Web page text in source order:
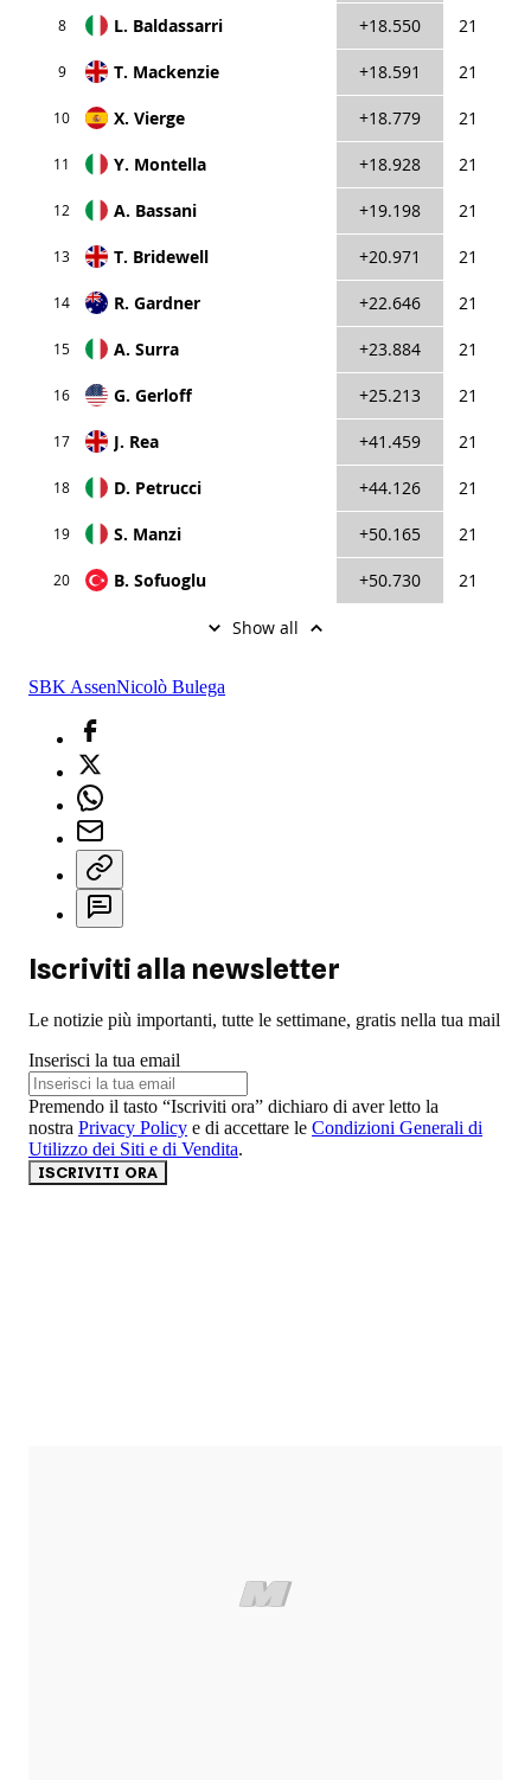
SBK AssenNicolò Bulega
Iscriviti alla newsletter
Le notizie più importanti, tutte le settimane, gratis nella tua mail
Inserisci la tua email
Premendo il tasto “Iscriviti ora” dichiaro di aver letto la
nostra Privacy Policy e di accettare le Condizioni Generali di
Utilizzo dei Siti e di Vendita.
ISCRIVITI ORA